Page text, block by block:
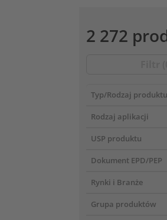
2 272
Typ/Rodzaj produktu
Rodzaj aplikacji
USP produktu
Dokument EPD/PEP
Rynki i Branże
Grupa produktów